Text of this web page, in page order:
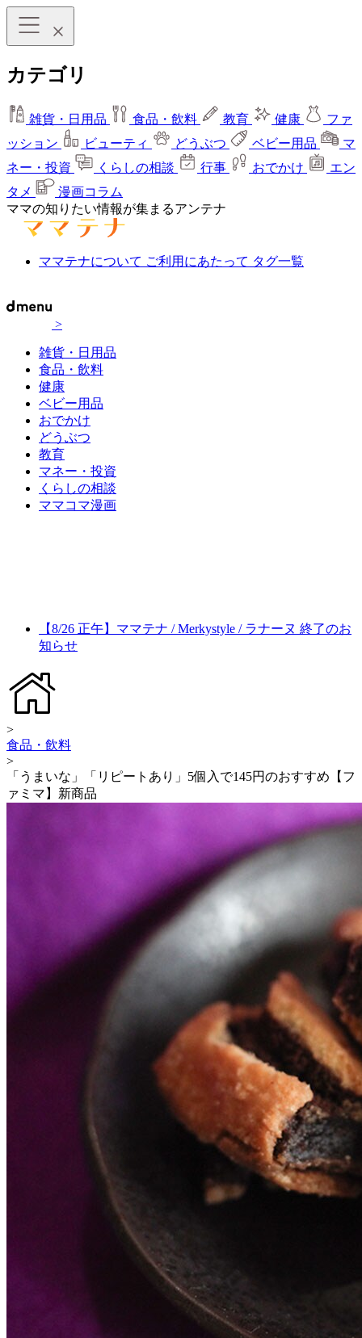
カテゴリ
雑貨・日用品 食品・飲料 教育 健康
ファ
ッション
ビューティ どうぶつ ベビー用品
マ
ネー・投資
くらしの相談 行事 おでかけ
エン
タメ
漫画コラム
ママの知りたい情報が集まるアンテナ
ママテナについて ご利用にあたって タグ一覧
>
雑貨・日用品
食品・飲料
健康
ベビー用品
おでかけ
どうぶつ
教育
マネー・投資
くらしの相談
ママコマ漫画
【8/26 正午】ママテナ / Merkystyle / ラナーヌ 終了のお
知らせ
>
食品・飲料
>
「うまいな」「リピートあり」5個入で145円のおすすめ【フ
ァミマ】新商品